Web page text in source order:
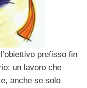
prefisso fin
un lavoro che
anche se solo